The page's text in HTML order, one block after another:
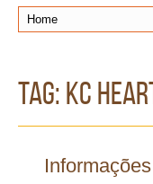
TAG: KC